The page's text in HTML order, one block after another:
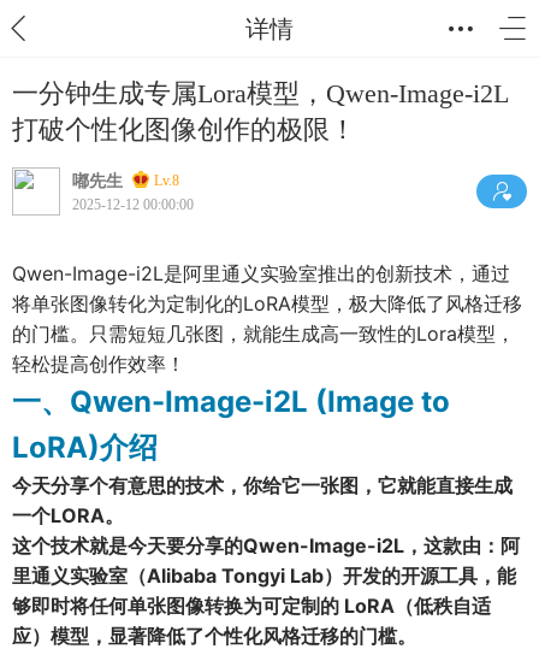
详情
一分钟生成专属Lora模型，Qwen-Image-i2L
打破个性化图像创作的极限！
嘟先生
Lv.8
2025-12-12 00:00:00
Qwen-Image-i2L是阿里通义实验室推出的创新技术，通过
将单张图像转化为定制化的LoRA模型，极大降低了风格迁移
的门槛。只需短短几张图，就能生成高一致性的Lora模型，
轻松提高创作效率！
一、Qwen-Image-i2L (Image to
LoRA)介绍
今天分享个有意思的技术， 你给它一张图，它就能直接生成
一个LORA。
这个技术就是今天要分享的Qwen-Image-i2L，这款由：阿
里通义实验室（Alibaba Tongyi Lab）开发的开源工具，能
够即时将任何单张图像转换为可定制的 LoRA （低秩自适
应）模型，显著降低了个性化风格迁移的门槛。